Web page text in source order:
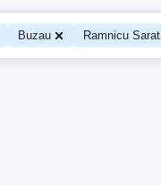
Buzau Ramnicu Sarat